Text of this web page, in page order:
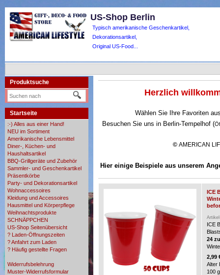
US-Shop Berlin
Typisch amerikanische Geschenkartikel,
Dekorationsartikel,
Original US-Food...
Produktsuche
Startseite
:-) Alles aus einer Hand!
NEU im Sortiment
Amerikanische Lebensmittel
Diner-, Küchen- und
Haushaltsartikel
BBQ-Grillgeräte und Zubehör
Sammler- und Geschenkartikel
Präsentkörbe
Party- und Dekorationsartikel
Wohnaccessoires
Kleidung und Accessoires
Hausmittel und Körperpflege
Weihnachtsprodukte
SCHNÄPPCHEN
US-Shop Seitenübersicht
? Laden-Öffnungszeiten
? Anfahrt zum Laden
? Häufig gestellte Fragen
Widerrufsbelehrung
Muster-Widerrufsformular
Herzlich
Wählen Sie Ihre Favoriten
Besuchen Sie uns in Berlin-Tempelhof (
© AMERICAN
Hier einige Beispiele aus unserem
ICE
ICE
24
2,99
Alter
100